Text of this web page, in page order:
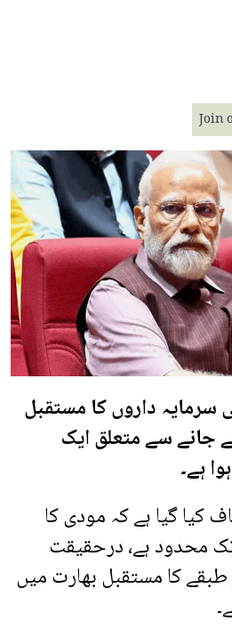
Join
سرمایہ داروں کا مستقبل
جانے سے متعلق ایک
ہے۔
کیا گیا ہے کہ مودی کا
محدود ہے، درحقیقت
طبقے کا مستقبل بھارت میں